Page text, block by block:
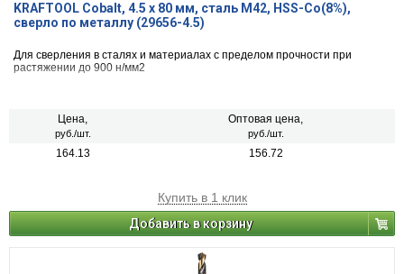
KRAFTOOL Cobalt, 4.5 х 80 мм, сталь М42, HSS-Co(8%),
сверло по металлу (29656-4.5)
Для сверления в сталях и материалах с пределом прочности при
растяжении до 900 н/мм2
Цена,
руб./шт.
Оптовая цена,
руб./шт.
164.13 156.72
Купить в 1 клик
Добавить в корзину